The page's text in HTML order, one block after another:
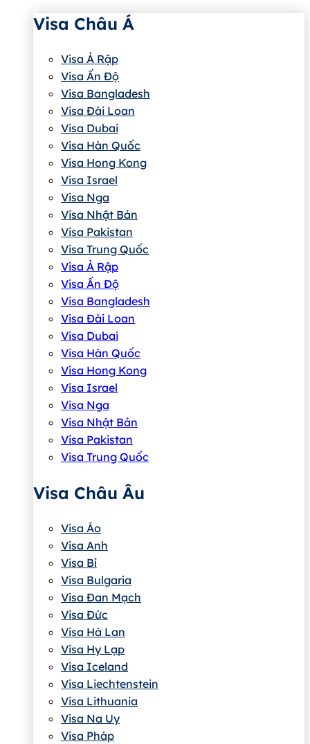
Visa Châu Á
Visa Ả Rập
Visa Ấn Độ
Visa Bangladesh
Visa Đài Loan
Visa Dubai
Visa Hàn Quốc
Visa Hong Kong
Visa Israel
Visa Nga
Visa Nhật Bản
Visa Pakistan
Visa Trung Quốc
Visa Ả Rập
Visa Ấn Độ
Visa Bangladesh
Visa Đài Loan
Visa Dubai
Visa Hàn Quốc
Visa Hong Kong
Visa Israel
Visa Nga
Visa Nhật Bản
Visa Pakistan
Visa Trung Quốc
Visa Châu Âu
Visa Áo
Visa Anh
Visa Bỉ
Visa Bulgaria
Visa Đan Mạch
Visa Đức
Visa Hà Lan
Visa Hy Lạp
Visa Iceland
Visa Liechtenstein
Visa Lithuania
Visa Na Uy
Visa Pháp